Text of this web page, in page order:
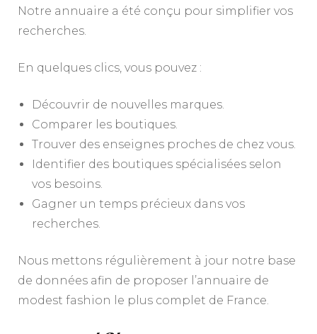
Notre annuaire a été conçu pour simplifier vos
recherches.
En quelques clics, vous pouvez :
Découvrir de nouvelles marques.
Comparer les boutiques.
Trouver des enseignes proches de chez vous.
Identifier des boutiques spécialisées selon
vos besoins.
Gagner un temps précieux dans vos
recherches.
Nous mettons régulièrement à jour notre base
de données afin de proposer l’annuaire de
modest fashion le plus complet de France.